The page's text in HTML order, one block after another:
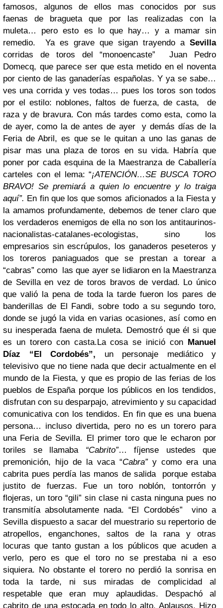
famosos, algunos de ellos mas conocidos por sus
faenas de bragueta que por las realizadas con la
muleta… pero esto es lo que hay… y a mamar sin
remedio. Ya es grave que sigan trayendo a Sevilla
corridas de toros del “monoencaste” Juan Pedro
Domecq, que parece ser que esta metido en el noventa
por ciento de las ganaderías españolas. Y ya se sabe…
ves una corrida y ves todas… pues los toros son todos
por el estilo: noblones, faltos de fuerza, de casta, de
raza y de bravura. Con más tardes como esta, como la
de ayer, como la de antes de ayer y demás días de la
Feria de Abril, es que se le quitan a uno las ganas de
pisar mas una plaza de toros en su vida. Habría que
poner por cada esquina de la Maestranza de Caballería
carteles con el lema: “¡ATENCIÓN…SE BUSCA TORO
BRAVO! Se premiará a quien lo encuentre y lo traiga
aquí”. En fin que los que somos aficionados a la Fiesta y
la amamos profundamente, debemos de tener claro que
los verdaderos enemigos de ella no son los antitaurinos-
nacionalistas-catalanes-ecologistas, sino los
empresarios sin escrúpulos, los ganaderos peseteros y
los toreros paniaguados que se prestan a torear a
“cabras” como las que ayer se lidiaron en la Maestranza
de Sevilla en vez de toros bravos de verdad. Lo único
que valió la pena de toda la tarde fueron los pares de
banderillas de El Fandi, sobre todo a su segundo toro,
donde se jugó la vida en varias ocasiones, así como en
su inesperada faena de muleta. Demostró que él si que
es un torero con casta.La cosa se inició con Manuel
Díaz “El Cordobés”, un personaje mediático y
televisivo que no tiene nada que decir actualmente en el
mundo de la Fiesta, y que es propio de las ferias de los
pueblos de España porque los públicos en los tendidos,
disfrutan con su desparpajo, atrevimiento y su capacidad
comunicativa con los tendidos. En fin que es una buena
persona… incluso divertida, pero no es un torero para
una Feria de Sevilla. El primer toro que le echaron por
toriles se llamaba “Cabrito”… fíjense ustedes que
premonición, hijo de la vaca “Cabra”y como era una
cabrita pues perdía las manos de salida porque estaba
justito de fuerzas. Fue un toro noblón, tontorrón y
flojeras, un toro “gili” sin clase ni casta ninguna pues no
transmitía absolutamente nada. “El Cordobés” vino a
Sevilla dispuesto a sacar del muestrario su repertorio de
atropellos, enganchones, saltos de la rana y otras
locuras que tanto gustan a los públicos que acuden a
verlo, pero es que el toro no se prestaba ni a eso
siquiera. No obstante el torero no perdió la sonrisa en
toda la tarde, ni sus miradas de complicidad al
respetable que eran muy aplaudidas. Despachó al
cabrito de una estocada en todo lo alto. Aplausos. Hizo